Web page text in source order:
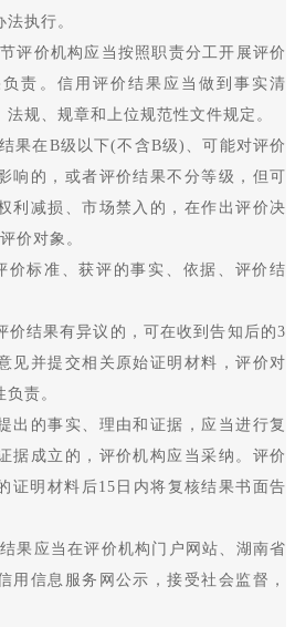
执行。
价机构应当按照职责分工开展评价
责。信用评价结果应当做到事实清
规、规章和上位规范性文件规定。
在B级以下(不含B级)、可能对评价
响的，或者评价结果不分等级，但可
利减损、市场禁入的，在作出评价决
价对象。
准、获评的事实、依据、评价结
结果有异议的，可在收到告知后的3
见并提交相关原始证明材料，评价对
责。
的事实、理由和证据，应当进行复
据成立的，评价机构应当采纳。评价
证明材料后15日内将复核结果书面告
应当在评价机构门户网站、湖南省
用信息服务网公示，接受社会监督，